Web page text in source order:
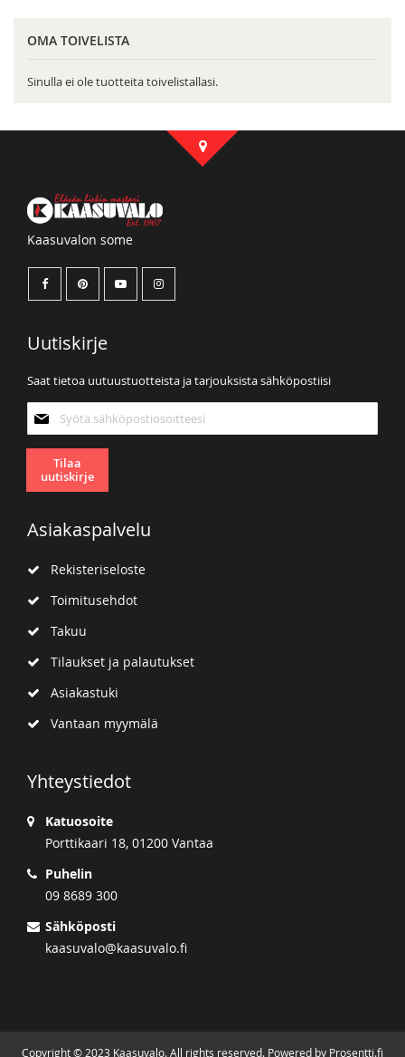
OMA TOIVELISTA
Sinulla ei ole tuotteita toivelistallasi.
Kaasuvalon some
Uutiskirje
Saat tietoa uutuustuotteista ja tarjouksista sähköpostiisi
uutiskirjeemme:
Tilaa
uutiskirje
Asiakaspalvelu
Rekisteriseloste
Toimitusehdot
Takuu
Tilaukset ja palautukset
Asiakastuki
Vantaan myymälä
Yhteystiedot
Katuosoite
Porttikaari 18, 01200 Vantaa
Puhelin
09 8689 300
Sähköposti
kaasuvalo@kaasuvalo.fi
Copyright © 2023 Kaasuvalo. All rights reserved. Powered by Prosentti.fi